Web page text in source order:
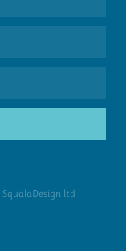
SqualaDesign ltd